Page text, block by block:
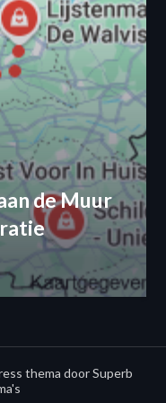
de Muur
thema doorSuperb